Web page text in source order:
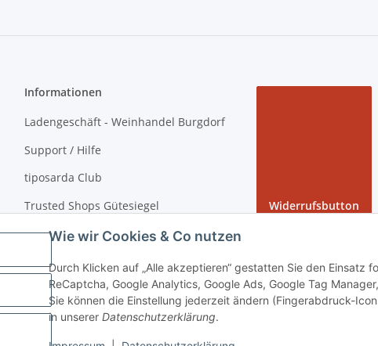
Wie wir Cookies & Co nutzen
Durch Klicken auf „Alle akzeptieren“ gestatten Sie den Einsatz
ReCaptcha, Google Analytics, Google Ads, Google Tag
Sie können die Einstellung jederzeit ändern (Fingerabdruck-
in unserer Datenschutzerklärung.
Informationen
Ladengeschäft - Weinhandel Burgdorf
Support / Hilfe
tiposarda Club
Trusted Shops Gütesiegel
Virtueller Rundgang bei tiposarda
über tiposarda
Sitemap
Widerrufsbutton
120€ versandkostenfrei - Verkauf von alkoholische Getränke ausschließlich an Personen ab